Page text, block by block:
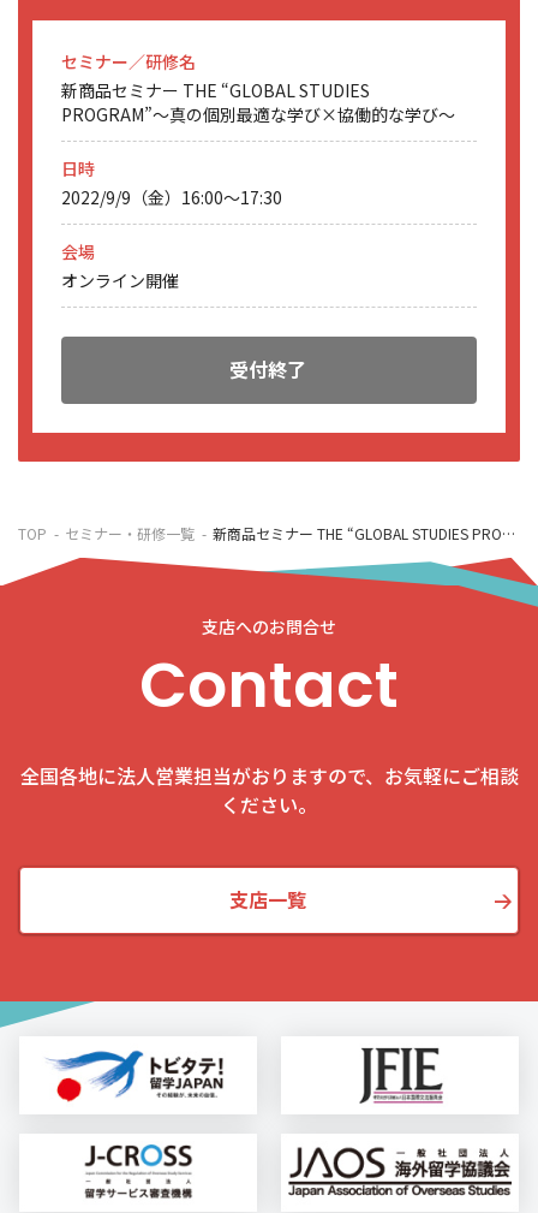
セミナー／研修名
新商品セミナー THE “GLOBAL STUDIES
PROGRAM”～真の個別最適な学び×協働的な学び～
日時
2022/9/9（金）16:00～17:30
会場
オンライン開催
受付終了
TOP セミナー・研修一覧 新商品セミナー THE “GLOBAL STUDIES PROGRAM”～真の個別最適な学び×協働的な学び～
支店へのお問合せ
Contact
全国各地に法人営業担当がおりますので、お気軽にご相談
ください。
支店一覧